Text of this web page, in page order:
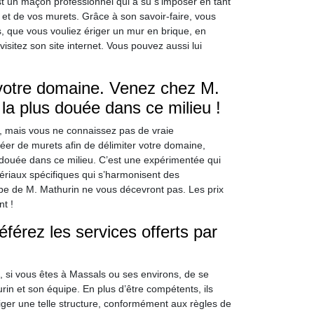
de vos murets. Grâce à son savoir-faire, vous
que vous vouliez ériger un mur en brique, en
son site internet. Vous pouvez aussi lui
domaine. Venez chez M.
plus douée dans ce milieu !
vous ne connaissez pas de vraie
de murets afin de délimiter votre domaine,
dans ce milieu. C’est une expérimentée qui
spécifiques qui s’harmonisent des
de M. Mathurin ne vous décevront pas. Les prix
!
les services offerts par
vous êtes à Massals ou ses environs, de se
et son équipe. En plus d’être compétents, ils
une telle structure, conformément aux règles de